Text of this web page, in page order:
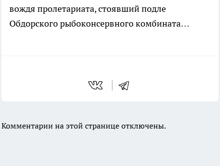
вождя пролетариата, стоявший подле
Обдорского рыбоконсервного комбината…
Комментарии на этой странице отключены.